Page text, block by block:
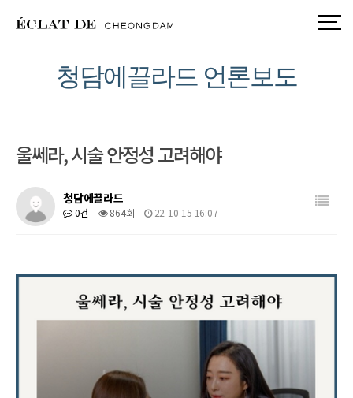
청담에끌라드 언론보도
울쎄라, 시술 안정성 고려해야
청담에끌라드
0건 864회 22-10-15 16:07